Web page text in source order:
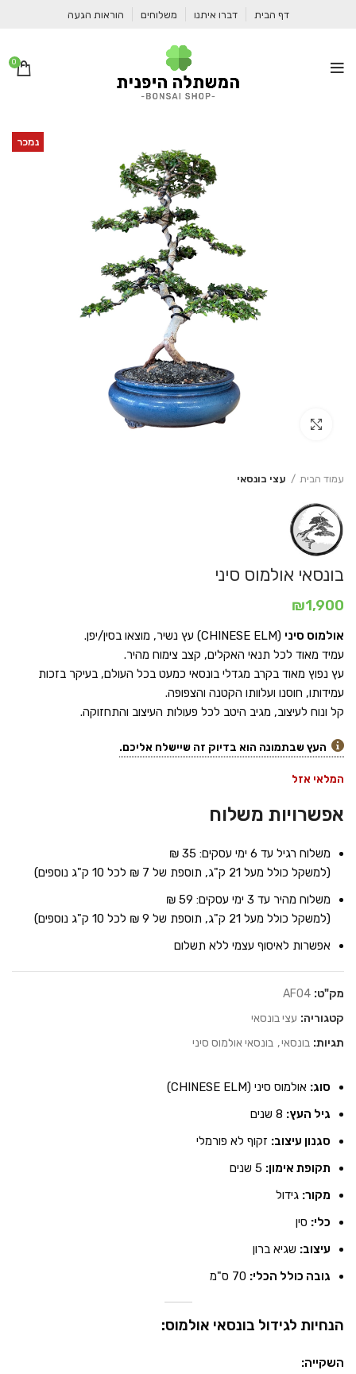
דף הבית דברו איתנו משלוחים הוראות הגעה
0
נמכר
Click to enlarge
עמוד הבית עצי בונסאי
בונסאי אולמוס סיני
₪1,900
אולמוס סיני (CHINESE ELM) עץ נשיר, מוצאו בסין/יפן.
עמיד מאוד לכל תנאי האקלים, קצב צימוח מהיר.
עץ נפוץ מאוד בקרב מגדלי בונסאי כמעט בכל העולם, בעיקר בזכות
עמידותו, חוסנו ועלוותו הקטנה והצפופה.
קל ונוח לעיצוב, מגיב היטב לכל פעולות העיצוב והתחזוקה.
העץ שבתמונה הוא בדיוק זה שיישלח אליכם.
המלאי אזל
אפשרויות משלוח
משלוח רגיל עד 6 ימי עסקים: 35 ₪
(למשקל כולל מעל 21 ק"ג, תוספת של 7 ₪ לכל 10 ק"ג נוספים)
משלוח מהיר עד 3 ימי עסקים: 59 ₪
(למשקל כולל מעל 21 ק"ג, תוספת של 9 ₪ לכל 10 ק"ג נוספים)
אפשרות לאיסוף עצמי ללא תשלום
מק"ט: AF04
קטגוריה: עצי בונסאי
תגיות: בונסאי, בונסאי אולמוס סיני
סוג: אולמוס סיני (CHINESE ELM)
גיל העץ:
סגנון עיצוב: זקוף לא פורמלי
תקופת אימון:
מקור: גידול
כלי: סין
עיצוב: שגיא ברון
גובה כולל הכלי:
הנחיות לגידול בונסאי אולמוס:
השקייה: